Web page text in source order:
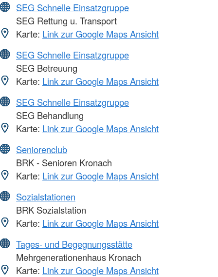
SEG Schnelle Einsatzgruppe
SEG Rettung u. Transport
Karte: Link zur Google Maps Ansicht
SEG Schnelle Einsatzgruppe
SEG Betreuung
Karte: Link zur Google Maps Ansicht
SEG Schnelle Einsatzgruppe
SEG Behandlung
Karte: Link zur Google Maps Ansicht
Seniorenclub
BRK - Senioren Kronach
Karte: Link zur Google Maps Ansicht
Sozialstationen
BRK Sozialstation
Karte: Link zur Google Maps Ansicht
Tages- und Begegnungsstätte
Mehrgenerationenhaus Kronach
Karte: Link zur Google Maps Ansicht